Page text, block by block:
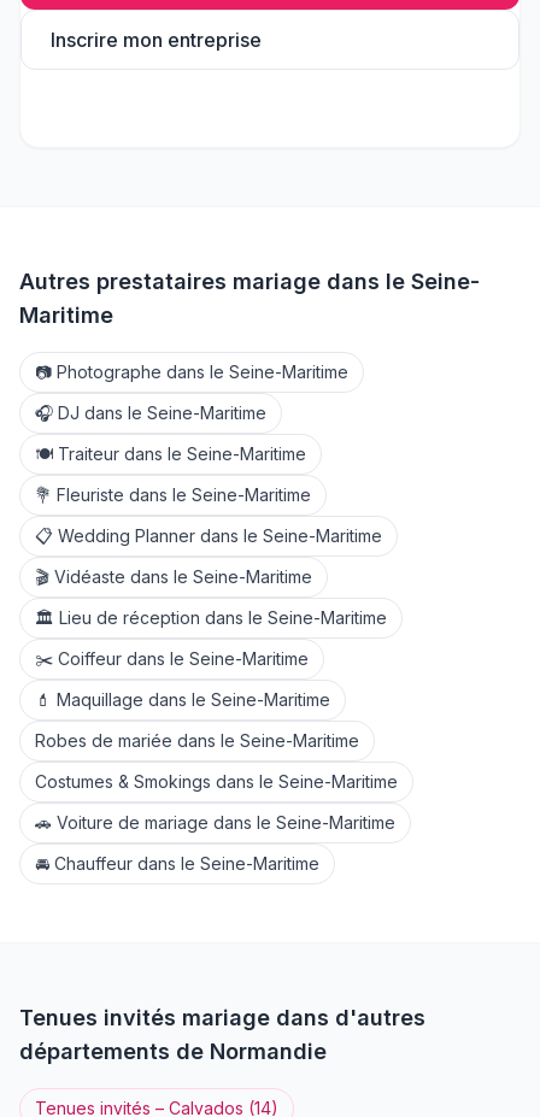
Inscrire mon entreprise
Autres prestataires mariage dans le Seine-
Maritime
📷 Photographe dans le Seine-Maritime
🎧 DJ dans le Seine-Maritime
🍽️ Traiteur dans le Seine-Maritime
💐 Fleuriste dans le Seine-Maritime
📋 Wedding Planner dans le Seine-Maritime
🎬 Vidéaste dans le Seine-Maritime
🏛️ Lieu de réception dans le Seine-Maritime
✂️ Coiffeur dans le Seine-Maritime
💄 Maquillage dans le Seine-Maritime
Robes de mariée dans le Seine-Maritime
Costumes & Smokings dans le Seine-Maritime
🚗 Voiture de mariage dans le Seine-Maritime
🚘 Chauffeur dans le Seine-Maritime
Tenues invités mariage dans d'autres
départements de Normandie
Tenues invités – Calvados (14)